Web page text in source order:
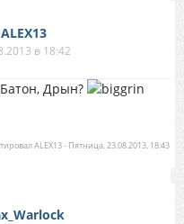
ALEX13
в 18:42
Дрын?
ALEX13- Пятница, 23.08.2013, 18:43